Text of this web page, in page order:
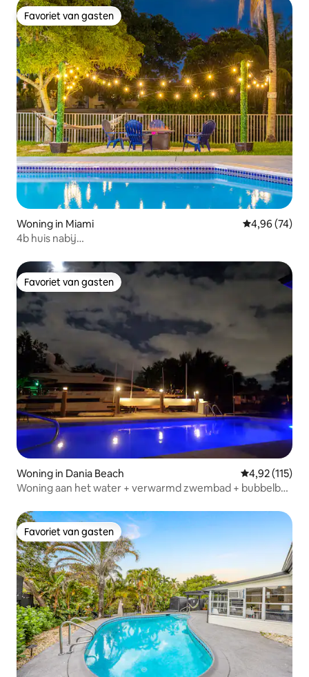
Favoriet van gasten
Favoriet van gasten
Woning in Miami Gemiddelde
4,96 (74)
4b huis nabij
Favoriet van gasten
Favoriet van gasten
Woning in Dania Beach Gemiddelde
4,92 (115)
Woning aan het water + verwarmd zwembad + bubbelbad
Favoriet van gasten
Favoriet van gasten